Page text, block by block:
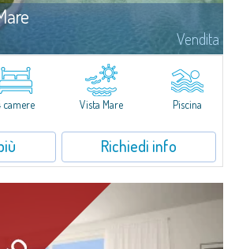
Vendita
retrostanti il borgo di Porto San Paolo,
in vendita di nuova costruzione promette
e comfort abitativo senza...
camere Vista Mare Piscina
Richiedi info